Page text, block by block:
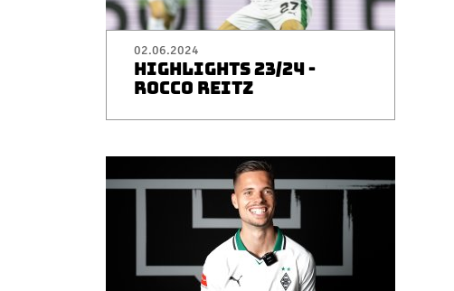
02.06.2024
HIGHLIGHTS 23/24 -
ROCCO REITZ